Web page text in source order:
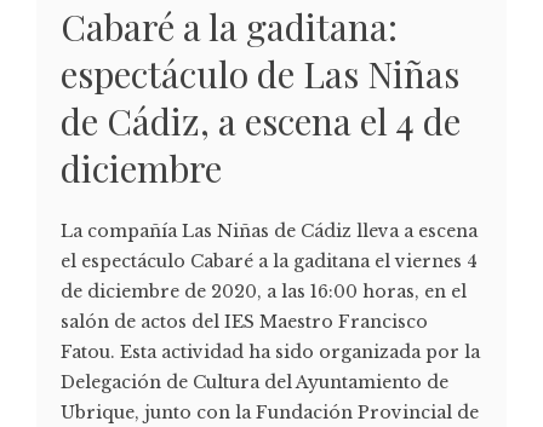
Cabaré a la gaditana:
espectáculo de Las Niñas
de Cádiz, a escena el 4 de
diciembre
La compañía Las Niñas de Cádiz lleva a escena
el espectáculo Cabaré a la gaditana el viernes 4
de diciembre de 2020, a las 16:00 horas, en el
salón de actos del IES Maestro Francisco
Fatou. Esta actividad ha sido organizada por la
Delegación de Cultura del Ayuntamiento de
Ubrique, junto con la Fundación Provincial de